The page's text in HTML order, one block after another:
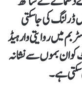
کی جا سکتی
بم میں روایتی وارہیڈ
کو ان بموں سے نشانہ
سکتی ہے۔